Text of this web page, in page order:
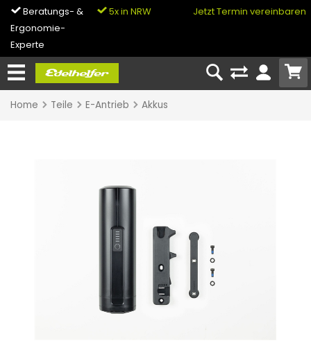
Beratungs- &
Ergonomie-
Experte
5x in NRW
0% Finanzierung
Jetzt Termin vereinbaren
Home Teile E-Antrieb Akkus